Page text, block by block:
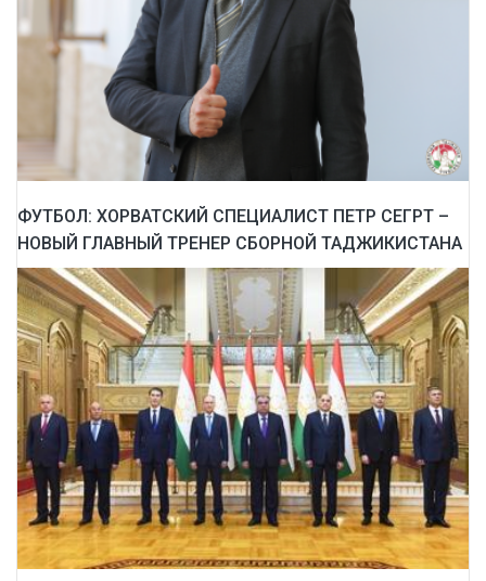
ФУТБОЛ: ХОРВАТСКИЙ СПЕЦИАЛИСТ ПЕТР СЕГРТ –
НОВЫЙ ГЛАВНЫЙ ТРЕНЕР СБОРНОЙ ТАДЖИКИСТАНА